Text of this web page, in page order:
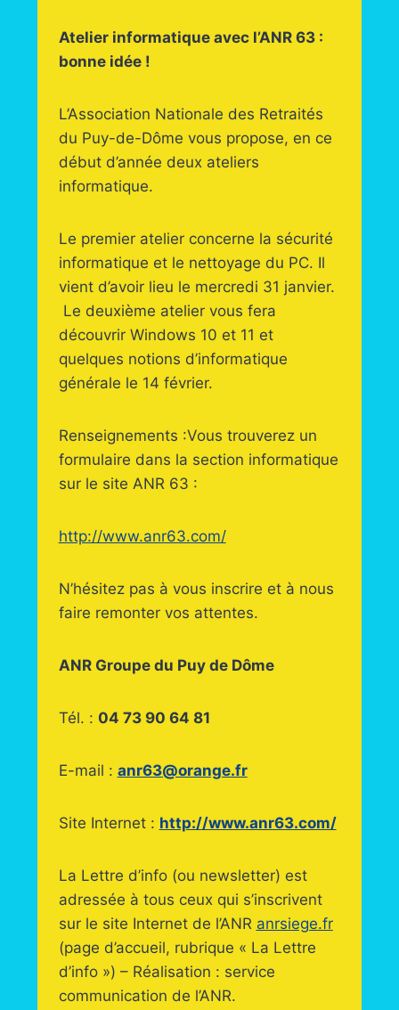
Atelier informatique avec l’ANR 63 :
bonne idée !
L’Association Nationale des Retraités
du Puy-de-Dôme vous propose, en ce
début d’année deux ateliers
informatique.
Le premier atelier concerne la sécurité
informatique et le nettoyage du PC. Il
vient d’avoir lieu le mercredi 31 janvier.
Le deuxième atelier vous fera
découvrir Windows 10 et 11 et
quelques notions d’informatique
générale le 14 février.
Renseignements :Vous trouverez un
formulaire dans la section informatique
sur le site ANR 63 :
http://www.anr63.com/
N’hésitez pas à vous inscrire et à nous
faire remonter vos attentes.
ANR Groupe du Puy de Dôme
Tél. : 04 73 90 64 81
E-mail : anr63@orange.fr
Site Internet : http://www.anr63.com/
La Lettre d’info (ou newsletter) est
adressée à tous ceux qui s’inscrivent
sur le site Internet de l’ANR anrsiege.fr
(page d’accueil, rubrique « La Lettre
d’info ») – Réalisation : service
communication de l’ANR.